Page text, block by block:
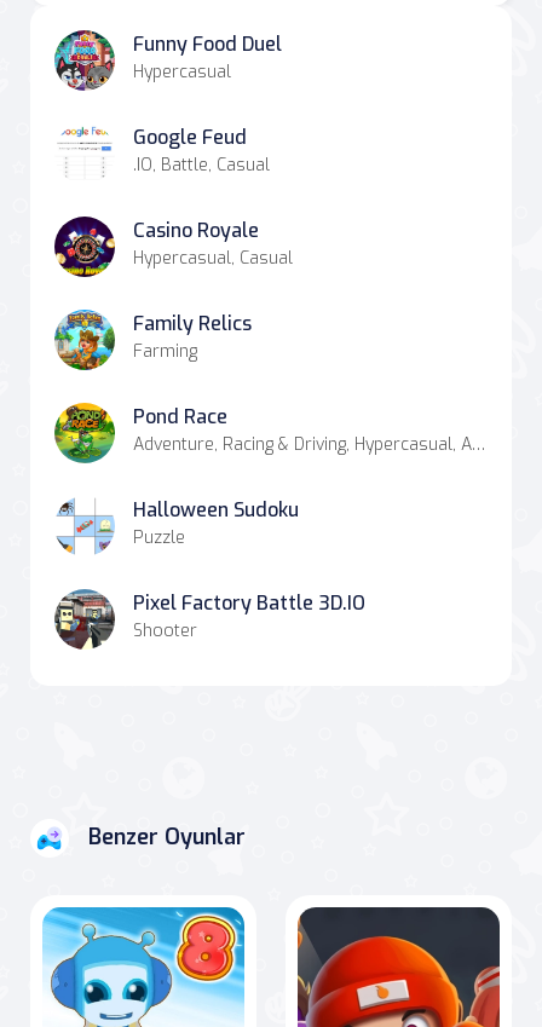
Funny Food Duel
Hypercasual
Google Feud
.IO, Battle, Casual
Casino Royale
Hypercasual, Casual
Family Relics
Farming
Pond Race
Adventure, Racing & Driving, Hypercasual, Agility, Casual
Halloween Sudoku
Puzzle
Pixel Factory Battle 3D.IO
Shooter
Benzer Oyunlar